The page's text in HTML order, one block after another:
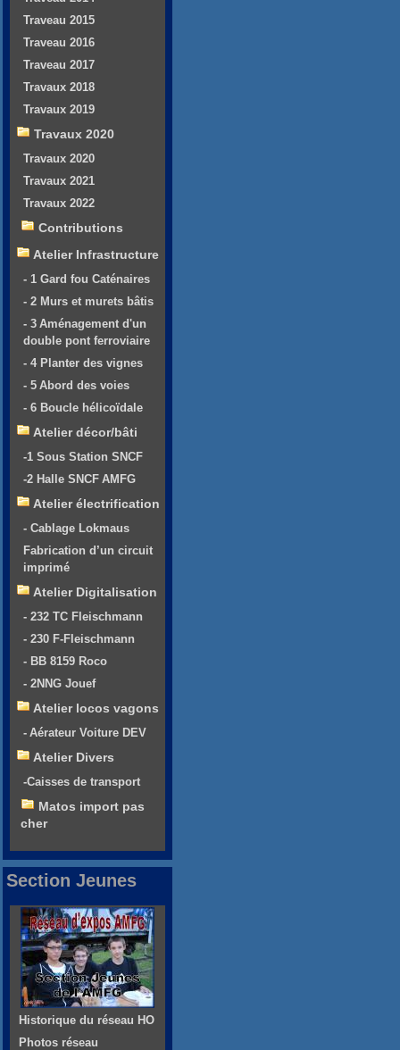
Traveau 2015
Traveau 2016
Traveau 2017
Travaux 2018
Travaux 2019
Travaux 2020
Travaux 2020
Travaux 2021
Travaux 2022
Contributions
Atelier Infrastructure
- 1 Gard fou Caténaires
- 2 Murs et murets bâtis
- 3 Aménagement d'un
double pont ferroviaire
- 4 Planter des vignes
- 5 Abord des voies
- 6 Boucle hélicoïdale
Atelier décor/bâti
-1 Sous Station SNCF
-2 Halle SNCF AMFG
Atelier électrification
- Cablage Lokmaus
Fabrication d’un circuit
imprimé
Atelier Digitalisation
- 232 TC Fleischmann
- 230 F-Fleischmann
- BB 8159 Roco
- 2NNG Jouef
Atelier locos vagons
- Aérateur Voiture DEV
Atelier Divers
-Caisses de transport
Matos import pas
cher
Section Jeunes
Historique du réseau HO
Photos réseau